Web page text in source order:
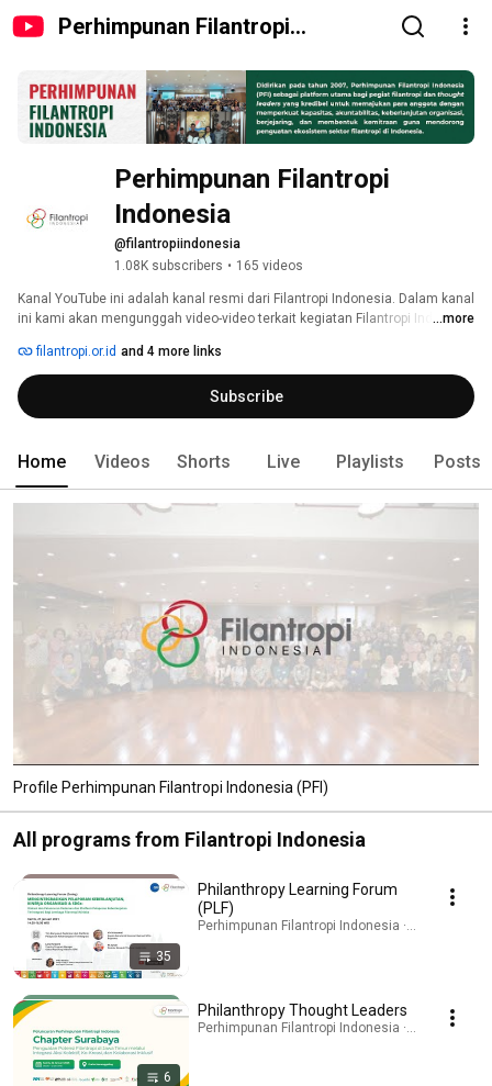
Perhimpunan Filantropi
Perhimpunan Filantropi
Indonesia
@filantropiindonesia
1.08K subscribers • 165 videos
Kanal YouTube ini adalah kanal resmi dari Filantropi Indonesia. Dalam kanal
ini kami akan mengunggah video-video terkait kegiatan Filantropi Indonesia
narasumber yang ahli di bidangnya.
...more
filantropi.or.id and 4 more links
Subscribe
Home Videos Shorts Live Playlists Posts
Profile Perhimpunan Filantropi Indonesia (PFI)
All programs from Filantropi Indonesia
35
Philanthropy Learning Forum
(PLF)
Perhimpunan Filantropi Indonesia · Playlist
6
Philanthropy Thought Leaders
Perhimpunan Filantropi Indonesia · Playlist